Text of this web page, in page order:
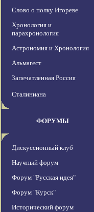
Слово о полку Игореве
Хронология и
парахронология
Астрономия и Хронология
Альмагест
Запечатленная Россия
Сталиниана
ФОРУМЫ
Дискуссионный клуб
Научный форум
Форум "Русская идея"
Форум "Курск"
Исторический форум